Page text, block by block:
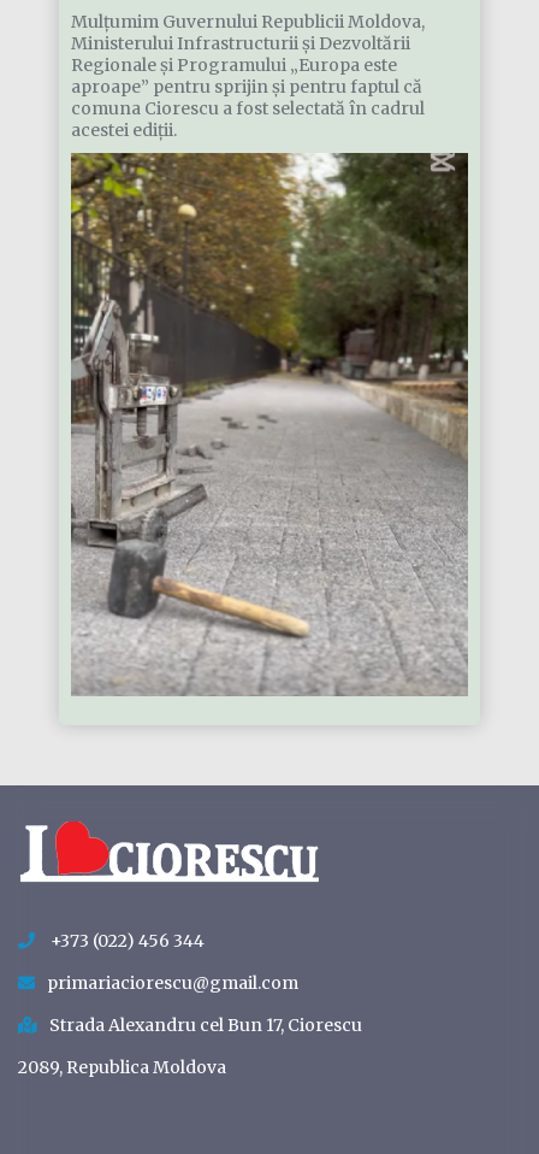
Mulțumim Guvernului Republicii Moldova,
Ministerului Infrastructurii și Dezvoltării
Regionale și Programului „Europa este
aproape” pentru sprijin și pentru faptul că
comuna Ciorescu a fost selectată în cadrul
acestei ediții.
+373 (022) 456 344
primariaciorescu@gmail.com
Strada Alexandru cel Bun 17, Ciorescu
2089, Republica Moldova